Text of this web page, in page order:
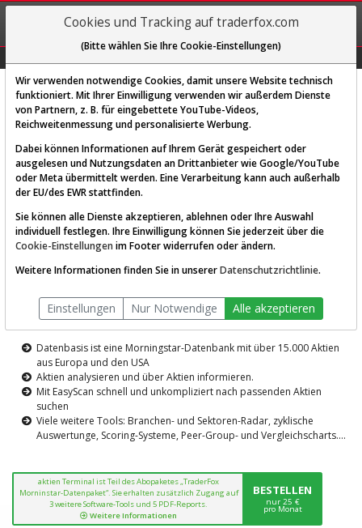
REGIS-
TRIEREN
Diese Funktion ist nur für
AKTIEN-TERMINAL
Die Aktienanalyse-Plattform von
TraderFox
Datenbasis ist eine Morningstar-Datenbank mit über 15.000 Aktien
aus Europa und den USA
Aktien analysieren und über Aktien informieren.
Mit EasyScan schnell und unkompliziert nach passenden Aktien
suchen
Viele weitere Tools: Branchen- und Sektoren-Radar, zyklische
Auswertunge, Scoring-Systeme, Peer-Group- und Vergleichscharts....
aktien Terminal ist Teil des Abopaketes „TraderFox
Morninstar-Datenpaket“. Sie erhalten zusätzlich Zugang auf
3 weitere Software-Tools und 5 PDF-Reports.
Weitere Informationen
BESTELLEN
nur 25 €
pro Monat
Cookies und Tracking auf traderfox.com
(Bitte wählen Sie Ihre Cookie-Einstellungen)
Wir verwenden notwendige Cookies, damit unsere Website technisch
funktioniert. Mit Ihrer Einwilligung verwenden wir außerdem Dienste
von Partnern, z. B. für eingebettete YouTube-Videos,
Reichweitenmessung und personalisierte Werbung.
Dabei können Informationen auf Ihrem Gerät gespeichert oder
ausgelesen und Nutzungsdaten an Drittanbieter wie Google/YouTube
oder Meta übermittelt werden. Eine Verarbeitung kann auch außerhalb
der EU/des EWR stattfinden.
Sie können alle Dienste akzeptieren, ablehnen oder Ihre Auswahl
individuell festlegen. Ihre Einwilligung können Sie jederzeit über die
Cookie-Einstellungen im Footer widerrufen oder ändern.
Weitere Informationen finden Sie in unsererDatenschutzrichtlinie.
Einstellungen Nur Notwendige Alle akzeptieren